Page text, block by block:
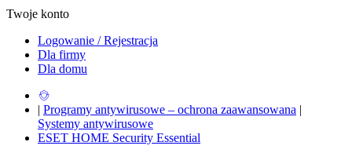
Twoje konto
Logowanie / Rejestracja
Dla firmy
Dla domu
| Programy antywirusowe – ochrona zaawansowana |
Systemy antywirusowe
ESET HOME Security Essential